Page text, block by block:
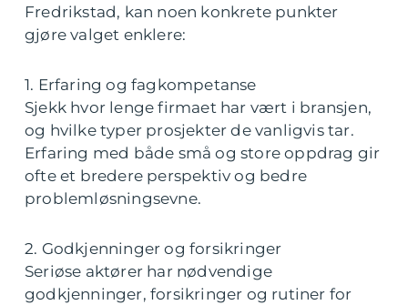
Fredrikstad, kan noen konkrete punkter
gjøre valget enklere:
1. Erfaring og fagkompetanse
Sjekk hvor lenge firmaet har vært i bransjen,
og hvilke typer prosjekter de vanligvis tar.
Erfaring med både små og store oppdrag gir
ofte et bredere perspektiv og bedre
problemløsningsevne.
2. Godkjenninger og forsikringer
Seriøse aktører har nødvendige
godkjenninger, forsikringer og rutiner for